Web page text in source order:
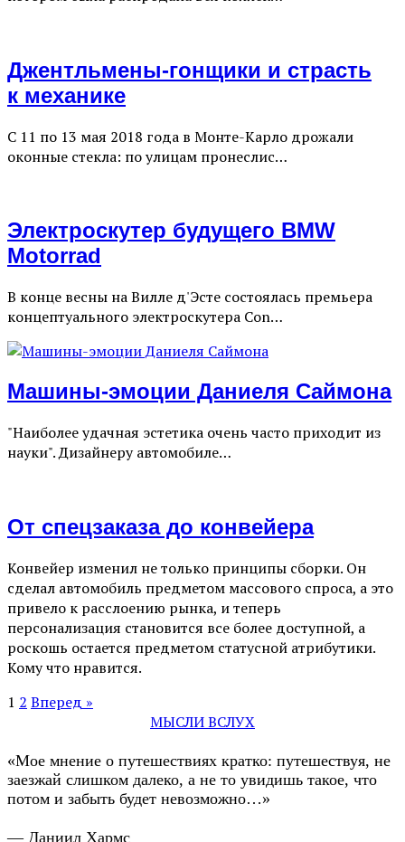
Джентльмены-гонщики и страсть
к механике
С 11 по 13 мая 2018 года в Монте-Карло дрожали
оконные стекла: по улицам пронеслис…
Электроскутер будущего BMW
Motorrad
В конце весны на Вилле д'Эсте состоялась премьера
концептуального электроскутера Con…
Машины-эмоции Даниеля Саймона
"Наиболее удачная эстетика очень часто приходит из
науки". Дизайнеру автомобиле…
От спецзаказа до конвейера
Конвейер изменил не только принципы сборки. Он
сделал автомобиль предметом массового спроса, а это
привело к расслоению рынка, и теперь
персонализация становится все более доступной, а
роскошь остается предметом статусной атрибутики.
Кому что нравится.
1 2 Вперед »
МЫСЛИ ВСЛУХ
«Мое мнение о путешествиях кратко: путешествуя, не
заезжай слишком далеко, а не то увидишь такое, что
потом и забыть будет невозможно…»
— Даниил Хармс